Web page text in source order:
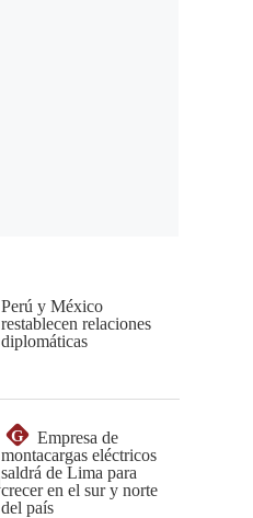
Perú y México
restablecen relaciones
diplomáticas
G
Empresa de
montacargas eléctricos
saldrá de Lima para
crecer en el sur y norte
del país